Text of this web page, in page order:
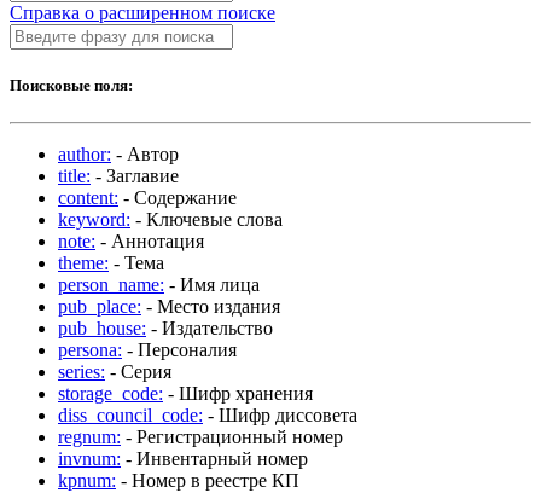
Справка о расширенном поиске
Поисковые поля:
author: - Автор
title: - Заглавие
content: - Содержание
keyword: - Ключевые слова
note: - Аннотация
theme: - Тема
person_name: - Имя лица
pub_place: - Место издания
pub_house: - Издательство
persona: - Персоналия
series: - Серия
storage_code: - Шифр хранения
diss_council_code: - Шифр диссовета
regnum: - Регистрационный номер
invnum: - Инвентарный номер
kpnum: - Номер в реестре КП